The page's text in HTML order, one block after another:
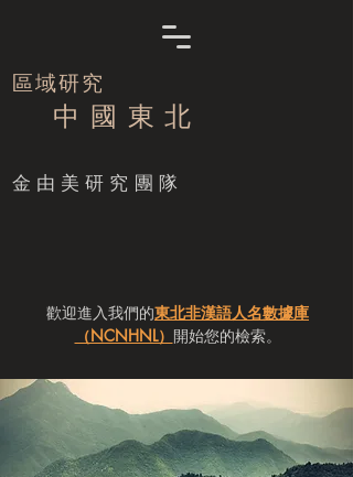
區域研究
中 國 東 北
​金由美研究團隊
歡迎進入我們的東北非漢語人名數據庫
（NCNHNL） 開始您的檢索。